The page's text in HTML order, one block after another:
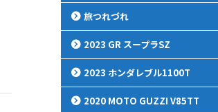
旅つれづれ
2023 GR スープラSZ
2023 ホンダレブル1100T
2020 MOTO GUZZI V85TT